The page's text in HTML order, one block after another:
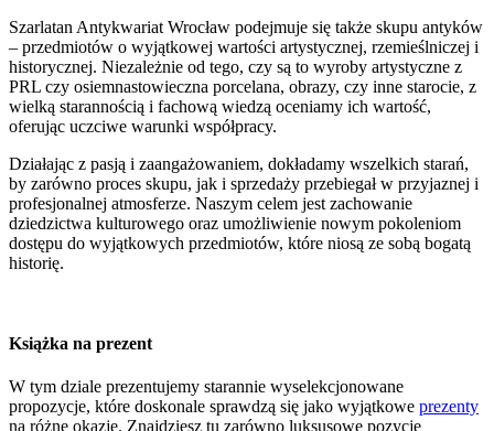
Szarlatan Antykwariat Wrocław podejmuje się także skupu antyków
– przedmiotów o wyjątkowej wartości artystycznej, rzemieślniczej i
historycznej. Niezależnie od tego, czy są to wyroby artystyczne z
PRL czy osiemnastowieczna porcelana, obrazy, czy inne starocie, z
wielką starannością i fachową wiedzą oceniamy ich wartość,
oferując uczciwe warunki współpracy.
Działając z pasją i zaangażowaniem, dokładamy wszelkich starań,
by zarówno proces skupu, jak i sprzedaży przebiegał w przyjaznej i
profesjonalnej atmosferze. Naszym celem jest zachowanie
dziedzictwa kulturowego oraz umożliwienie nowym pokoleniom
dostępu do wyjątkowych przedmiotów, które niosą ze sobą bogatą
historię.
Książka na prezent
W tym dziale prezentujemy starannie wyselekcjonowane
propozycje, które doskonale sprawdzą się jako wyjątkowe prezenty
na różne okazje. Znajdziesz tu zarówno luksusowe pozycje